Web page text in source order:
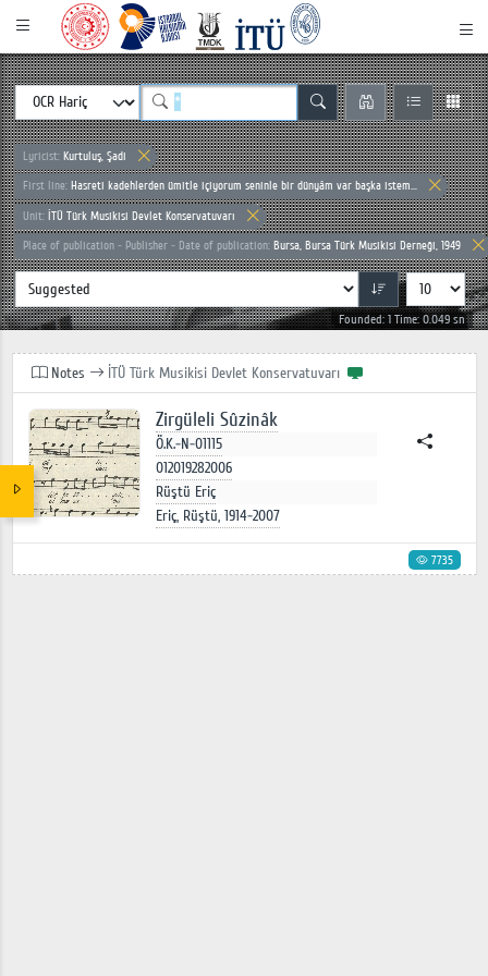
Lyricist: Kurtuluş, Şadi
First line: Hasreti kadehlerden ümitle içiyorum seninle bir dünyâm var başka istem...
Unit: İTÜ Türk Musikisi Devlet Konservatuvarı
Place of publication - Publisher - Date of publication: Bursa, Bursa Türk Musikisi Derneği, 1949
Founded: 1 Time: 0.049 sn
Notes İTÜ Türk Musikisi Devlet Konservatuvarı
Zirgüleli Sûzinâk
Ö.K.-N-01115
012019282006
Rüştü Eriç
Eriç, Rüştü, 1914-2007
7735